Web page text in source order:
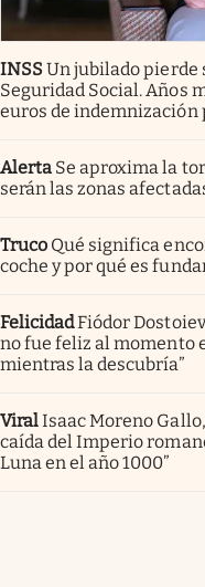
INSSUn jubilado pierde
Seguridad Social. Años
euros de indemnización
Alerta Se aproxima la
serán las zonas
Truco Qué significa
coche y por qué es
FelicidadFiódor
no fue feliz al momento
mientras la descubría”
ViralIsaac Moreno
caída del Imperio
Luna en el año 1000”